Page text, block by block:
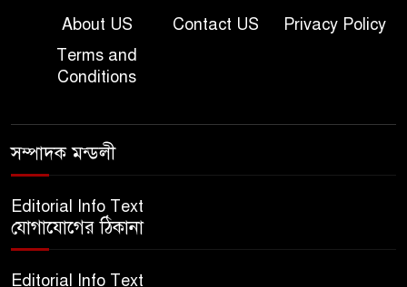
Question
About US Contact US
Privacy Policy
Terms and
Conditions
সম্পাদক মন্ডলী
Editorial Info Text
যোগাযোগের ঠিকানা
Editorial Info Text